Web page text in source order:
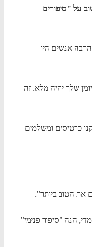
על "סיפורים
ביום! הרבה אנשים היו
שלך יהיה מלא. זה
כרטיסים ומשלמים
את הטוב ביותר".
הנה "סיפור פנימי"